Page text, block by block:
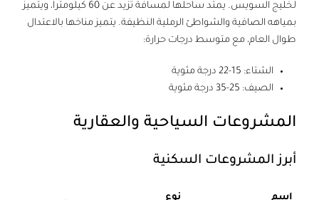
لخليج السويس. يمتد ساحلها لمسافة تزيد عن 60 كيلومتراً، ويتميز
بمياهه الصافية والشواطئ الرملية النظيفة. يتميز مناخها بالاعتدال
طوال العام، مع متوسط درجات حرارة:
الشتاء: 15-22 درجة مئوية
الصيف: 25-35 درجة مئوية
المشروعات السياحية والعقارية
أبرز المشروعات السكنية